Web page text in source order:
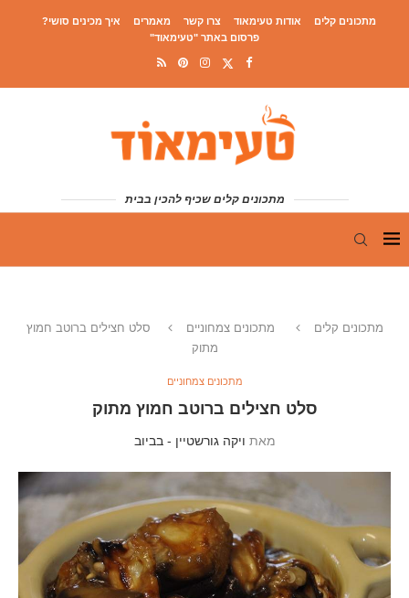
מתכונים קלים אודות טעימאוד צרו קשר מאמרים
איך מכינים סושי?
פרסום באתר "טעימאוד"
מתכונים קלים שכיף להכין בבית
מתכונים קלים מתכונים צמחוניים
סלט חצילים ברוטב חמוץ
מתוק
מתכונים צמחוניים
סלט חצילים ברוטב חמוץ מתוק
מאת ויקה גורשטיין - בביוב